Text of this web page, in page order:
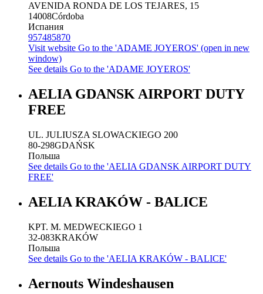
AVENIDA RONDA DE LOS TEJARES, 15
14008Córdoba
Испания
957485870
Visit website Go to the 'ADAME JOYEROS' (open in new
window)
See details Go to the 'ADAME JOYEROS'
AELIA GDANSK AIRPORT DUTY
FREE
UL. JULIUSZA SLOWACKIEGO 200
80-298GDAŃSK
Польша
See details Go to the 'AELIA GDANSK AIRPORT DUTY
FREE'
AELIA KRAKÓW - BALICE
KPT. M. MEDWECKIEGO 1
32-083KRAKÓW
Польша
See details Go to the 'AELIA KRAKÓW - BALICE'
Aernouts Windeshausen